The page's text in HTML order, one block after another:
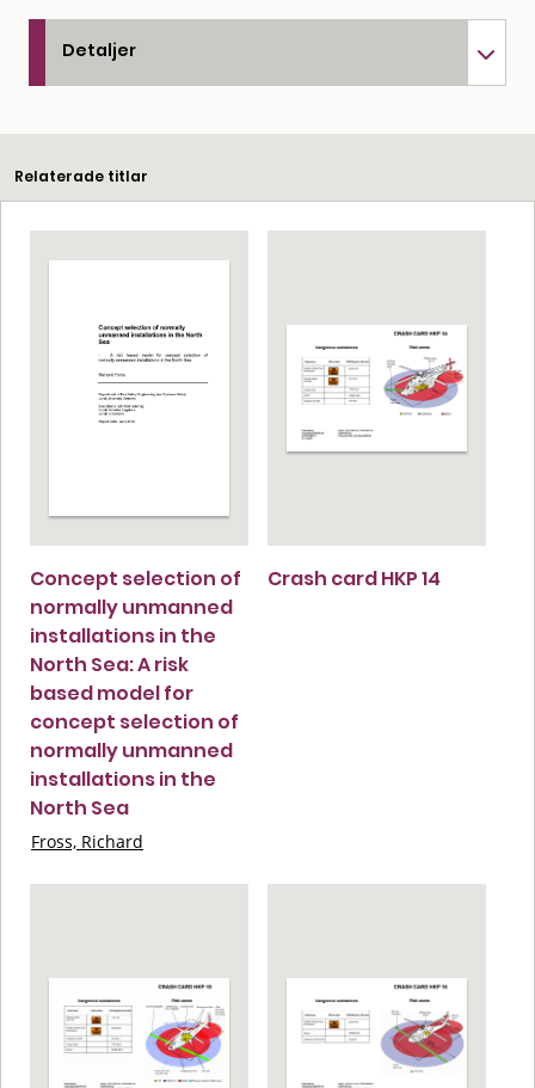
Detaljer
Relaterade titlar
Concept selection of
normally unmanned
installations in the
North Sea: A risk
based model for
concept selection of
normally unmanned
installations in the
North Sea
Fross, Richard
Crash card HKP 14